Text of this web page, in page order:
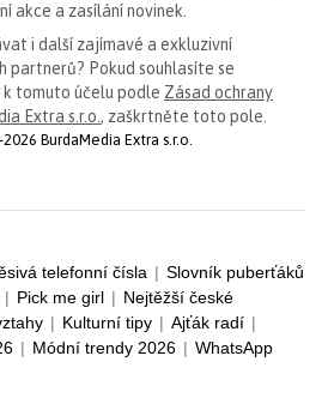
akce a zasílání novinek.
i další zajímavé a exkluzivní
partnerů? Pokud souhlasíte se
tomuto účelu podle Zásad ochrany
Extra s.r.o., zaškrtněte toto pole.
BurdaMedia Extra s.r.o.
telefonní čísla | Slovník puberťáků
| Pick me girl | Nejtěžší české
| Kulturní tipy | Ajťák radí |
| Módní trendy 2026 | WhatsApp